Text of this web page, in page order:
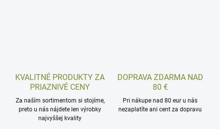
KVALITNÉ PRODUKTY ZA
PRIAZNIVÉ CENY
Za naším sortimentom si stojíme,
preto u nás nájdete len výrobky
najvyššej kvality
DOPRAVA ZDARMA NAD
80 €
Pri nákupe nad 80 eur u nás
nezaplatíte ani cent za dopravu